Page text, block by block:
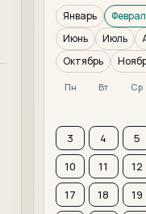
Январь
Июнь
Июль
Октябрь
Пн Вт Ср
3
4 5
10
11 12
17
18 19